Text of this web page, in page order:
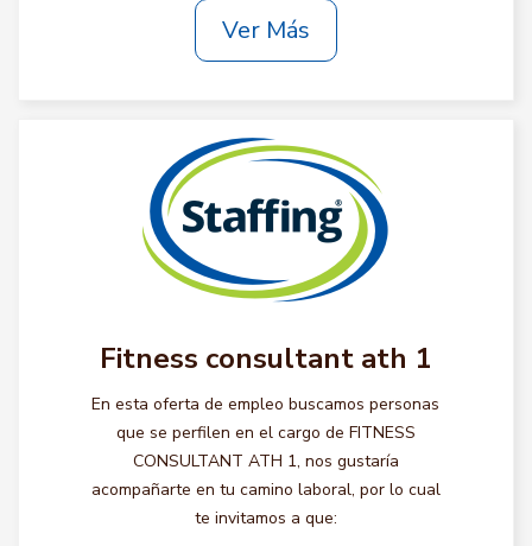
Ver Más
Fitness consultant ath 1
En esta oferta de empleo buscamos personas
que se perfilen en el cargo de FITNESS
CONSULTANT ATH 1, nos gustaría
acompañarte en tu camino laboral, por lo cual
te invitamos a que: